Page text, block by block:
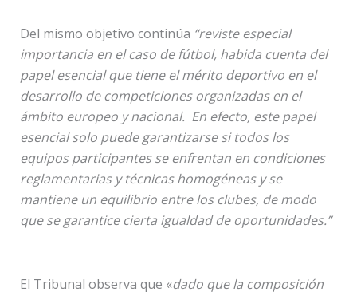
Del mismo objetivo continúa “reviste especial
importancia en el caso de fútbol, habida cuenta del
papel esencial que tiene el mérito deportivo en el
desarrollo de competiciones organizadas en el
ámbito europeo y nacional. En efecto, este papel
esencial solo puede garantizarse si todos los
equipos participantes se enfrentan en condiciones
reglamentarias y técnicas homogéneas y se
mantiene un equilibrio entre los clubes, de modo
que se garantice cierta igualdad de oportunidades.”
El Tribunal observa que «dado que la composición